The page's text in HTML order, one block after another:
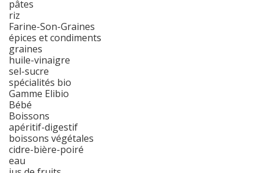
pâtes
riz
Farine-Son-Graines
épices et condiments
graines
huile-vinaigre
sel-sucre
spécialités bio
Gamme Elibio
Bébé
Boissons
apéritif-digestif
boissons végétales
cidre-bière-poiré
eau